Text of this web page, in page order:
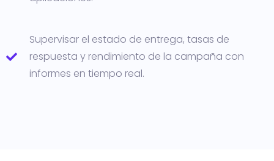
Supervisar el estado de entrega, tasas de
respuesta y rendimiento de la campaña con
informes en tiempo real.